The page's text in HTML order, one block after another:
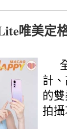
唯美定
計
的
拍